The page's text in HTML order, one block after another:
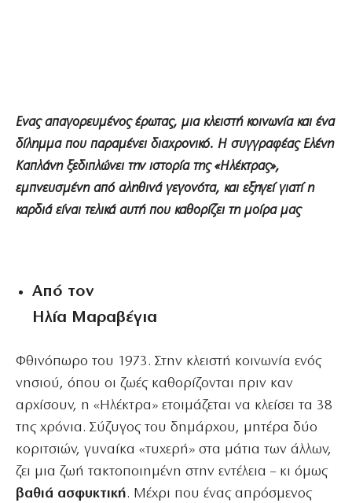
Ενας απαγορευμένος έρωτας, μια κλειστή κοινωνία και ένα
δίλημμα που παραμένει διαχρονικό. Η συγγραφέας Ελένη
Καπλάνη ξεδιπλώνει την ιστορία της «Ηλέκτρας»,
εμπνευσμένη από αληθινά γεγονότα, και εξηγεί γιατί η
καρδιά είναι τελικά αυτή που καθορίζει τη μοίρα μας
Από τον
Ηλία Μαραβέγια
Φθινόπωρο του 1973. Στην κλειστή κοινωνία ενός
νησιού, όπου οι ζωές καθορίζονται πριν καν
αρχίσουν, η «Ηλέκτρα» ετοιμάζεται να κλείσει τα 38
της χρόνια. Σύζυγος του δημάρχου, μητέρα δύο
κοριτσιών, γυναίκα «τυχερή» στα μάτια των άλλων,
ζει μια ζωή τακτοποιημένη στην εντέλεια – κι όμως
βαθιά ασφυκτική. Μέχρι που ένας απρόσμενος